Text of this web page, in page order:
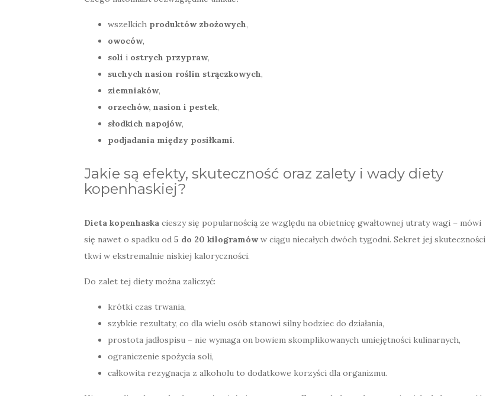
wszelkich produktów zbożowych,
owoców,
soli i ostrych przypraw,
suchych nasion roślin strączkowych,
ziemniaków,
orzechów, nasion i pestek,
słodkich napojów,
podjadania między posiłkami.
Jakie są efekty, skuteczność oraz zalety i wady diety
kopenhaskiej?
Dieta kopenhaska cieszy się popularnością ze względu na obietnicę gwałtownej utraty wagi – mówi
się nawet o spadku od 5 do 20 kilogramów w ciągu niecałych dwóch tygodni. Sekret jej skuteczności
tkwi w ekstremalnie niskiej kaloryczności.
Do zalet tej diety można zaliczyć:
krótki czas trwania,
szybkie rezultaty, co dla wielu osób stanowi silny bodziec do działania,
prostota jadłospisu – nie wymaga on bowiem skomplikowanych umiejętności kulinarnych,
ograniczenie spożycia soli,
całkowita rezygnacja z alkoholu to dodatkowe korzyści dla organizmu.